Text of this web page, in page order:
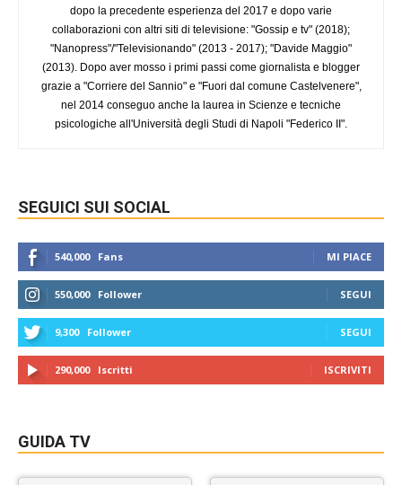
dopo la precedente esperienza del 2017 e dopo varie
collaborazioni con altri siti di televisione: "Gossip e tv" (2018);
"Nanopress"/"Televisionando" (2013 - 2017); "Davide Maggio"
(2013). Dopo aver mosso i primi passi come giornalista e blogger
grazie a "Corriere del Sannio" e "Fuori dal comune Castelvenere",
nel 2014 conseguo anche la laurea in Scienze e tecniche
psicologiche all'Università degli Studi di Napoli "Federico II".
SEGUICI SUI SOCIAL
540,000 Fans MI PIACE
550,000 Follower SEGUI
9,300 Follower SEGUI
290,000 Iscritti ISCRIVITI
GUIDA TV